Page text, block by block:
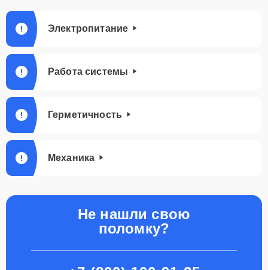
Электропитание
Работа системы
Герметичность
Механика
Не нашли свою
поломку?